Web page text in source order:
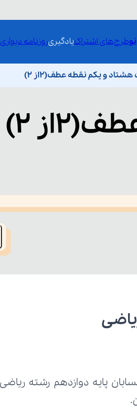
طرح‌های اشتراکیادگیریروزنامه دیواری
و یکم نقطه عطف(۲از 2)
2)